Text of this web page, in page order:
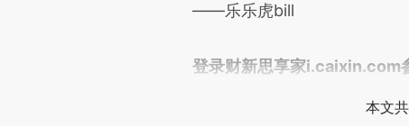
——乐乐虎bill
登录财新思享家i.caixin.com
本文